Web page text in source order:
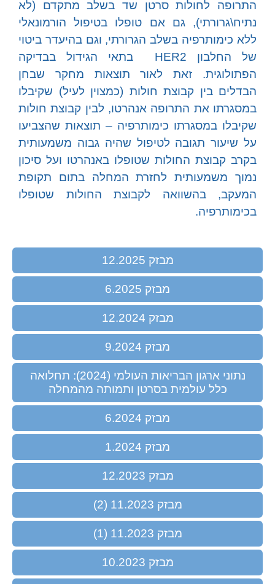
התרופה לחולות סרטן שד בשלב מתקדם (לא
נתיח\גרורתי), גם אם טופלו בטיפול הורמונאלי
ללא כימותרפיה בשלב הגרורתי, וגם בהיעדר ביטוי
של החלבון HER2 בתאי הגידול בבדיקה
הפתולוגית. זאת לאור תוצאות מחקר שבחן
הבדלים בין קבוצת חולות (כמצוין לעיל) שקיבלו
במסגרתו את התרופה אנהרטו, לבין קבוצת חולות
שקיבלו במסגרתו כימותרפיה – תוצאות שהצביעו
על שיעור תגובה לטיפול שהיה גבוה משמעותית
בקרב קבוצת החולות שטופלו באנהרטו ועל סיכון
נמוך משמעותית לחזרת המחלה בתום תקופת
המעקב, בהשוואה לקבוצת החולות שטופלו
בכימותרפיה.
מבזק 12.2025
מבזק 6.2025
מבזק 12.2024
מבזק 9.2024
נתוני ארגון הבריאות העולמי (2024): תחלואה
כלל עולמית בסרטן ותמותה מהמחלה
מבזק 6.2024
מבזק 1.2024
מבזק 12.2023
מבזק 11.2023 (2)
מבזק 11.2023 (1)
מבזק 10.2023